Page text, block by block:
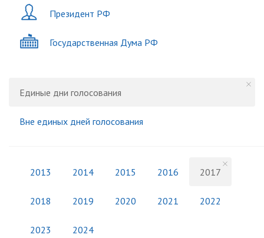
Президент РФ
Государственная Дума РФ
Единые дни голосования
Вне единых дней голосования
2013 2014 2015 2016 2017
2018 2019 2020 2021 2022
2023 2024